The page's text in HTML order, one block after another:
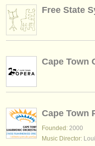
musicalchairs:
musicalchairsにつ
rss feeds
出版社:
掲載方法
Free State
Cape Town
Cape Town
Founded: 2000
Music Director: